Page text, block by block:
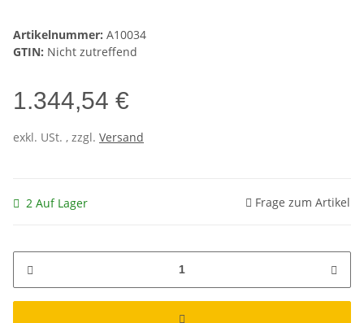
Artikelnummer: A10034
GTIN: Nicht zutreffend
1.344,54 €
exkl. USt. , zzgl. Versand
2 Auf Lager Frage zum Artikel